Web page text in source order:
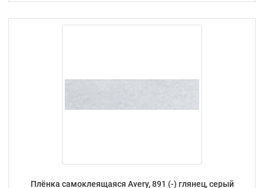
Плёнка самоклеящаяся Avery, 891 (-) глянец, серый